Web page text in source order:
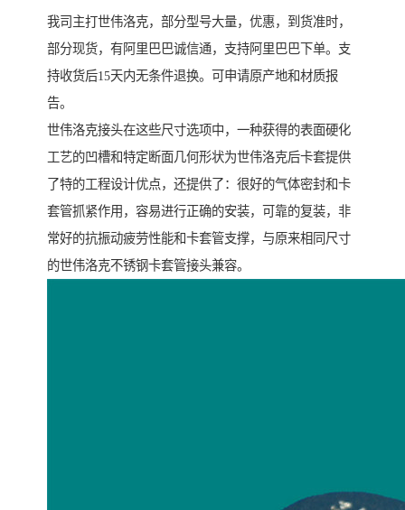
我司主打世伟洛克，部分型号大量，优惠，到货准时，
部分现货，有阿里巴巴诚信通，支持阿里巴巴下单。支
持收货后15天内无条件退换。可申请原产地和材质报
告。
世伟洛克接头在这些尺寸选项中，一种获得的表面硬化
工艺的凹槽和特定断面几何形状为世伟洛克后卡套提供
了特的工程设计优点，还提供了：很好的气体密封和卡
套管抓紧作用，容易进行正确的安装，可靠的复装，非
常好的抗振动疲劳性能和卡套管支撑，与原来相同尺寸
的世伟洛克不锈钢卡套管接头兼容。